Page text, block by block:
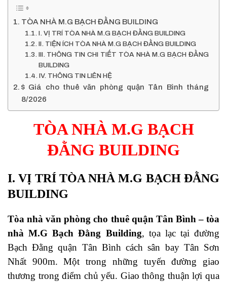
TÒA NHÀ M.G BẠCH ĐẰNG BUILDING
I. VỊ TRÍ TÒA NHÀ M.G BẠCH ĐẰNG BUILDING
II. TIỆN ÍCH TÒA NHÀ M.G BẠCH ĐẰNG BUILDING
III. THÔNG TIN CHI TIẾT TÒA NHÀ M.G BẠCH ĐẰNG
BUILDING
IV. THÔNG TIN LIÊN HỆ
$ Giá cho thuê văn phòng quận Tân Bình tháng
8/2026
TÒA NHÀ M.G BẠCH
ĐẰNG BUILDING
I. VỊ TRÍ TÒA NHÀM.G BẠCH ĐẰNG
BUILDING
Tòa nhàvăn phòng cho thuê quận Tân Bình –tòa
nhà M.G Bạch Đằng Building, tọa lạc tại đường
Bạch Đằng quận Tân Bình cách sân bay Tân Sơn
Nhất 900m. Một trong những tuyến đường giao
thương trong điểm chủ yếu. Giao thông thuận lợi qua